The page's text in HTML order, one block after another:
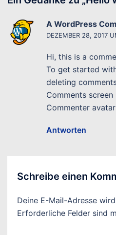
A WordPress
DEZEMBER 28, 2017
Hi, this is a
To get started
deleting
Comments
Commenter
Antworten
Schreibe einen
Deine E-Mail-Adresse
Erforderliche Felder sind